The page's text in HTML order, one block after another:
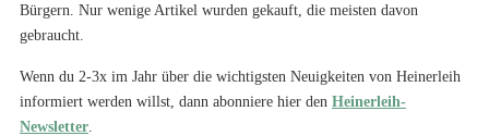
Bürgern. Nur wenige Artikel wurden gekauft, die meisten davon
gebraucht.
Wenn du 2-3x im Jahr über die wichtigsten Neuigkeiten von Heinerleih
informiert werden willst, dann abonniere hier den Heinerleih-
Newsletter